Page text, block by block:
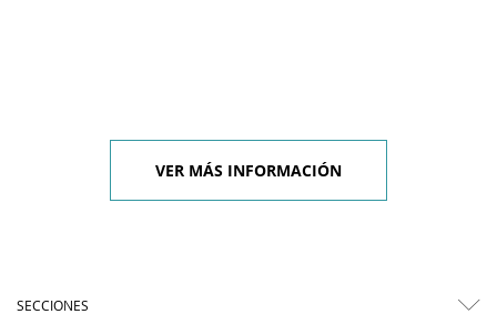
VER MÁS INFORMACIÓN
SECCIONES